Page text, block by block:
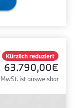
Kürzlich reduziert
63.790,00€
MwSt. ist ausweisbar